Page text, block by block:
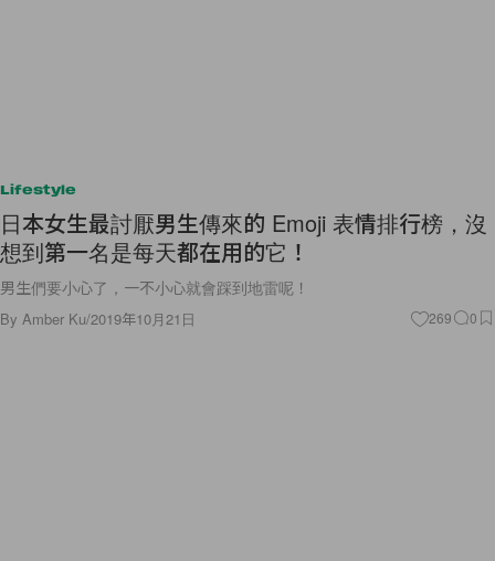
Lifestyle
日本女生最討厭男生傳來的 Emoji 表情排行榜，沒
想到第一名是每天都在用的它！
男生們要小心了，一不小心就會踩到地雷呢！
By Amber Ku/2019年10月21日 269 0